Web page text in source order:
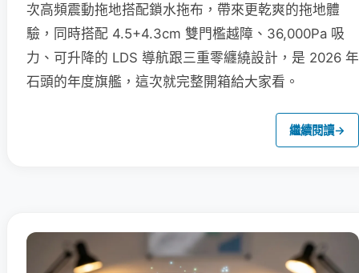
次高頻震動拖地搭配鎖水拖布，帶來更乾爽的拖地體
驗，同時搭配 4.5+4.3cm 雙門檻越障、36,000Pa 吸
力、可升降的 LDS 導航跟三重零纏繞設計，是 2026 年
石頭的年度旗艦，這次就完整開箱給大家看。
繼續閱讀→